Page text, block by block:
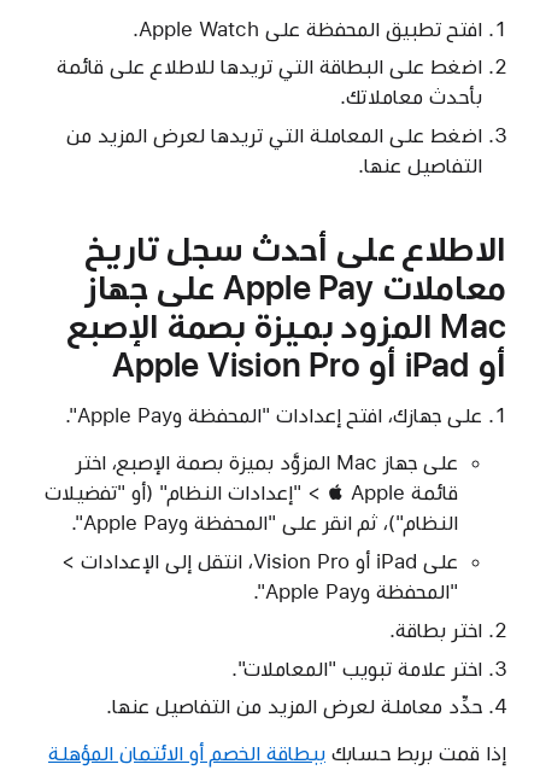
افتح تطبيق المحفظة على Apple Watch.
اضغط على البطاقة التي تريدها للاطلاع على قائمة
بأحدث معاملاتك.
اضغط على المعاملة التي تريدها لعرض المزيد من
التفاصيل عنها.
الاطلاع على أحدث سجل تاريخ
معاملات Apple Pay على جهاز
Mac المزود بميزة بصمة الإصبع
أو iPad أو Apple Vision Pro
على جهازك، افتح إعدادات "المحفظة وApple Pay".
على جهاز Mac المزوَّد بميزة بصمة الإصبع، اختر
قائمة Apple‏  ‏> "إعدادات النظام" (أو "تفضيلات
النظام")، ثم انقر على "المحفظة وApple Pay".
على iPad أو Vision Pro، انتقل إلى الإعدادات >
"المحفظة وApple Pay".
اختر بطاقة.
اختر علامة تبويب "المعاملات".
حدِّد معاملة لعرض المزيد من التفاصيل عنها.
إذا قمت بربط حسابك ببطاقة الخصم أو الائتمان المؤهلة